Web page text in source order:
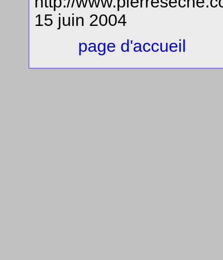
15 juin 2004
page d'accueil